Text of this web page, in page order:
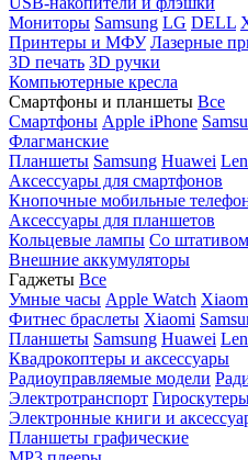
Мониторы Samsung LG DELL
Принтеры и МФУ Лазерные
3D печать 3D ручки
Компьютерные кресла
Смартфоны и планшеты Все
Смартфоны Apple iPhone
Флагманские
Планшеты Samsung Huawei
Аксессуары для смартфонов
Кнопочные мобильные
Аксессуары для планшетов
Кольцевые лампы Со штативом
Внешние аккумуляторы
Гаджеты Все
Умные часы Apple Watch
Фитнес браслеты Xiaomi
Планшеты Samsung Huawei
Квадрокоптеры и аксессуары
Радиоуправляемые модели
Электротранспорт
Электронные книги и
Планшеты графические